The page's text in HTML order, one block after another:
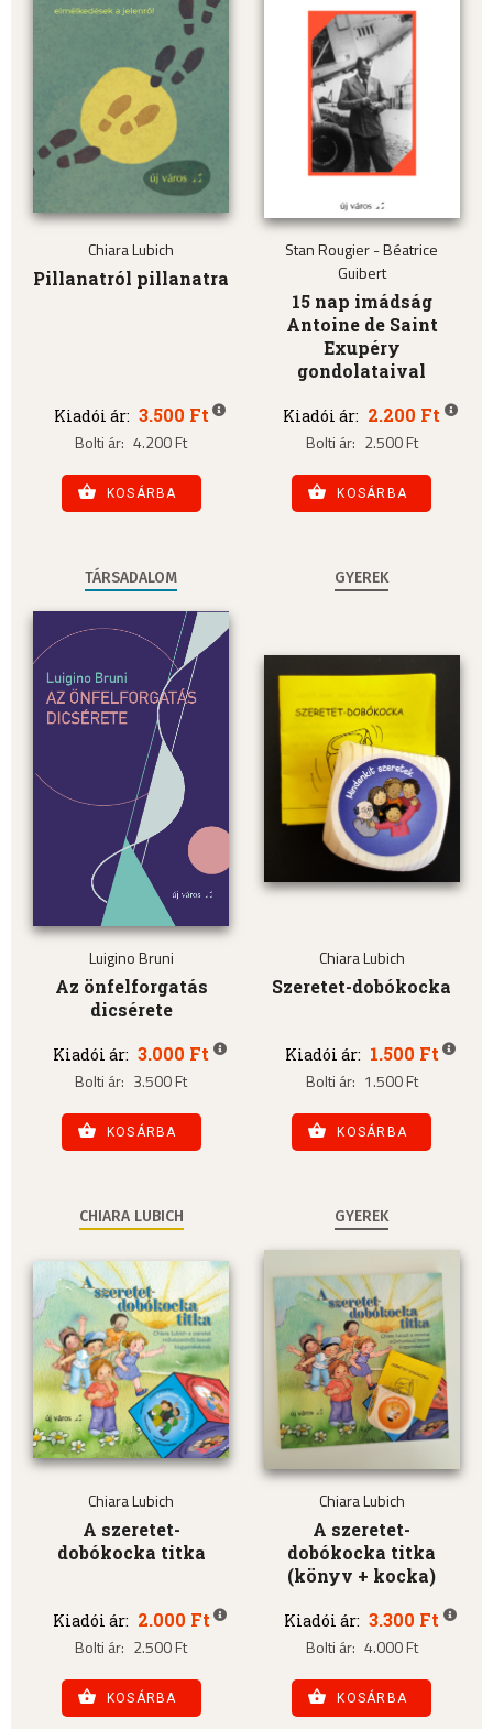
Chiara Lubich
Pillanatról pillanatra
Kiadói ár: 3.500 Ft
Bolti ár: 4.200 Ft
KOSÁRBA
Stan Rougier - Béatrice
Guibert
15 nap imádság
Antoine de Saint
Exupéry
gondolataival
Kiadói ár: 2.200 Ft
Bolti ár: 2.500 Ft
KOSÁRBA
TÁRSADALOM
Luigino Bruni
Az önfelforgatás
dicsérete
Kiadói ár: 3.000 Ft
Bolti ár: 3.500 Ft
KOSÁRBA
GYEREK
Chiara Lubich
Szeretet-dobókocka
Kiadói ár: 1.500 Ft
Bolti ár: 1.500 Ft
KOSÁRBA
CHIARA LUBICH
Chiara Lubich
A szeretet-
dobókocka titka
Kiadói ár: 2.000 Ft
Bolti ár: 2.500 Ft
KOSÁRBA
GYEREK
Chiara Lubich
A szeretet-
dobókocka titka
(könyv + kocka)
Kiadói ár: 3.300 Ft
Bolti ár: 4.000 Ft
KOSÁRBA